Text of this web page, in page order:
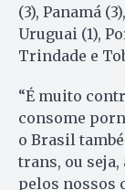
(3), Panamá
Uruguai (1),
Trindade e
“É muito
consome
o Brasil
trans, ou seja,
pelos nossos